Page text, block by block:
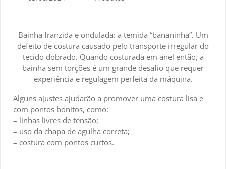
Bainha franzida e ondulada: a temida “bananinha”. Um
defeito de costura causado pelo transporte irregular do
tecido dobrado. Quando costurada em anel então, a
bainha sem torções é um grande desafio que requer
experiência e regulagem perfeita da máquina.
Alguns ajustes ajudarão a promover uma costura lisa e
com pontos bonitos, como:
– linhas livres de tensão;
– uso da chapa de agulha correta;
– costura com pontos curtos.